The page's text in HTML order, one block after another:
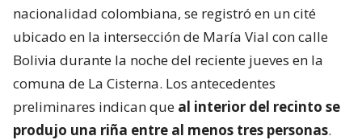
nacionalidad colombiana, se registró en un cité
ubicado en la intersección de María Vial con calle
Bolivia durante la noche del reciente jueves en la
comuna de La Cisterna. Los antecedentes
preliminares indican que al interior del recinto se
produjo una riña entre al menos tres personas.